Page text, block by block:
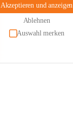
Akzeptieren und anzeigen
Ablehnen
Auswahl merken